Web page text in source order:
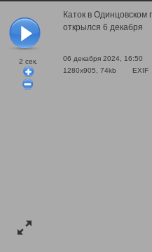
2 сек.
Каток в Одинцовском
открылся 6 декабря
06 декабря 2024, 16:50
1280x905, 74kb
EXIF